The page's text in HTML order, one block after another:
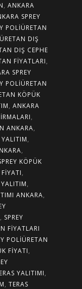
, ANKARA
SPREY
POLIÜRETAN
DIŞ
DIŞ CEPHE
FIYATLARI,
SPREY
POLIÜRETAN
KÖPÜK
, ANKARA
,
ANKARA,
,
,
KÖPÜK
,
,
ANKARA,
, SPREY
FIYATLARI
POLIÜRETAN
FIYATI,
YALITIMI,
, TERAS